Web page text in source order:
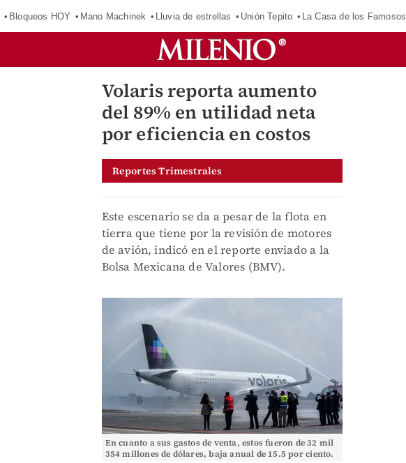
Bloqueos HOY Mano Machinek Lluvia de estrellas Unión Tepito La Casa de los Famosos
Volaris reporta aumento
del 89% en utilidad neta
por eficiencia en costos
Reportes Trimestrales
Este escenario se da a pesar de la flota en
tierra que tiene por la revisión de motores
de avión, indicó en el reporte enviado a la
Bolsa Mexicana de Valores (BMV).
En cuanto a sus gastos de venta, estos fueron de 32 mil
354 millones de dólares, baja anual de 15.5 por ciento.